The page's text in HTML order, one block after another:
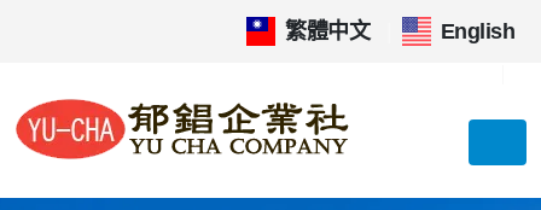
繁體中文 English